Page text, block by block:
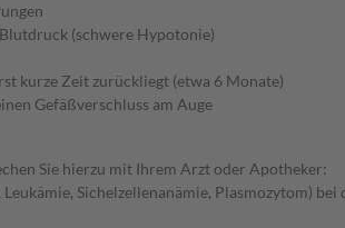
(schwere Hypotonie)
kurze Zeit zurückliegt (etwa 6 Monate)
Gefäßverschluss am Auge
Sie hierzu mit Ihrem Arzt oder Apotheker:
Leukämie, Sichelzellenanämie, Plasmozytom)